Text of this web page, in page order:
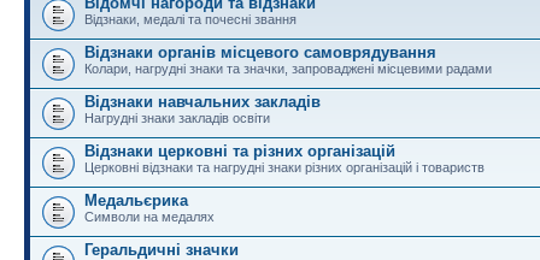
Відзнаки, медалі та почесні звання
Відзнаки органів місцевого самоврядування
Колари, нагрудні знаки та значки, запроваджені місцевими радами
Відзнаки навчальних закладів
Нагрудні знаки закладів освіти
Відзнаки церковні та різних організацій
Церковні відзнаки та нагрудні знаки різних організацій і товариств
Медальєрика
Символи на медалях
Геральдичні значки